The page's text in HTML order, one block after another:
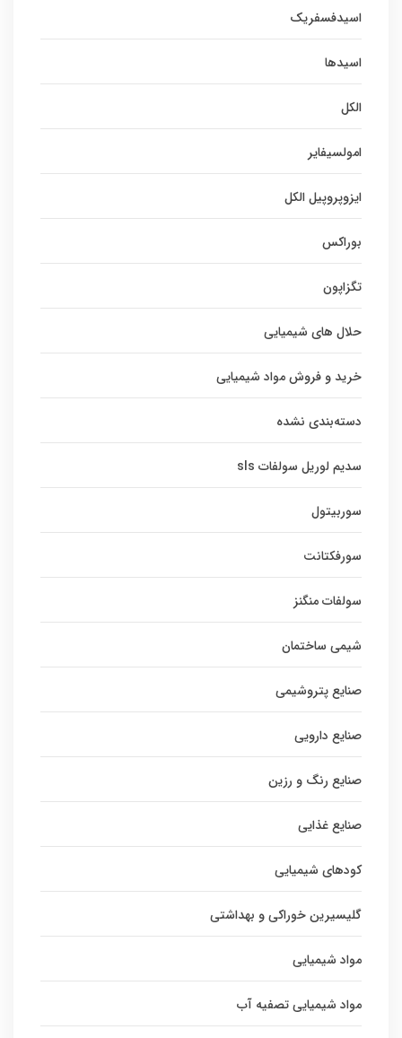
اسیدفسفریک
اسیدها
الکل
امولسیفایر
ایزوپروپیل الکل
بوراکس
تگزاپون
حلال های شیمیایی
خرید و فروش مواد شیمیایی
دسته‌بندی نشده
سدیم لوریل سولفات sls
سوربیتول
سورفکتانت
سولفات منگنز
شیمی ساختمان
صنایع پتروشیمی
صنایع دارویی
صنایع رنگ و رزین
صنایع غذایی
کودهای شیمیایی
گلیسیرین خوراکی و بهداشتی
مواد شیمیایی
مواد شیمیایی تصفیه آب